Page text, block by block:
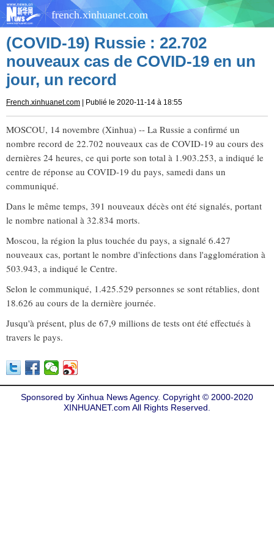
french.xinhuanet.com
(COVID-19) Russie : 22.702
nouveaux cas de COVID-19 en un
jour, un record
French.xinhuanet.com | Publié le 2020-11-14 à 18:55
MOSCOU, 14 novembre (Xinhua) -- La Russie a confirmé un
nombre record de 22.702 nouveaux cas de COVID-19 au cours des
dernières 24 heures, ce qui porte son total à 1.903.253, a indiqué le
centre de réponse au COVID-19 du pays, samedi dans un
communiqué.
Dans le même temps, 391 nouveaux décès ont été signalés, portant
le nombre national à 32.834 morts.
Moscou, la région la plus touchée du pays, a signalé 6.427
nouveaux cas, portant le nombre d'infections dans l'agglomération à
503.943, a indiqué le Centre.
Selon le communiqué, 1.425.529 personnes se sont rétablies, dont
18.626 au cours de la dernière journée.
Jusqu'à présent, plus de 67,9 millions de tests ont été effectués à
travers le pays.
Sponsored by Xinhua News Agency. Copyright © 2000-2020
XINHUANET.com All Rights Reserved.